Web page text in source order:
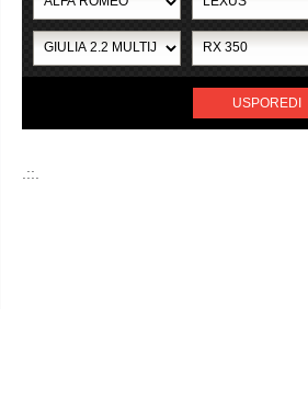
USPOREDI
.::.